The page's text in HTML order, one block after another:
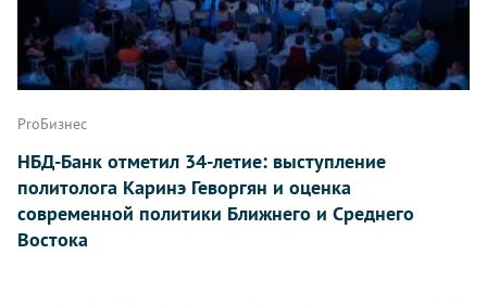
ProБизнес
НБД-Банк отметил 34-летие: выступление
политолога Каринэ Геворгян и оценка
современной политики Ближнего и Среднего
Востока